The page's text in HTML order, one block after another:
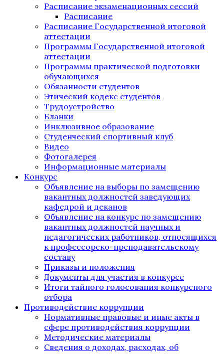
Расписание экзаменационных сессий
Расписание
Расписание Государственной итоговой
аттестации
Программы Государственной итоговой
аттестации
Программы практической подготовки
обучающихся
Обязанности студентов
Этический кодекс студентов
Трудоустройство
Бланки
Инклюзивное образование
Студенческий спортивный клуб
Видео
Фотогалерея
Информационные материалы
Конкурс
Объявление на выборы по замещению
вакантных должностей заведующих
кафедрой и деканов
Объявление на конкурс по замещению
вакантных должностей научных и
педагогических работников, относящихся
к профессорско-преподавательскому
составу
Приказы и положения
Документы для участия в конкурсе
Итоги тайного голосования конкурсного
отбора
Противодействие коррупции
Нормативные правовые и иные акты в
сфере противодействия коррупции
Методические материалы
Сведения о доходах, расходах, об